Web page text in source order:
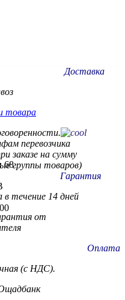
товара
перевозчика
заказе на сумму
группы товаров)
течение 14 дней
от
Оплата
(с НДС).
68